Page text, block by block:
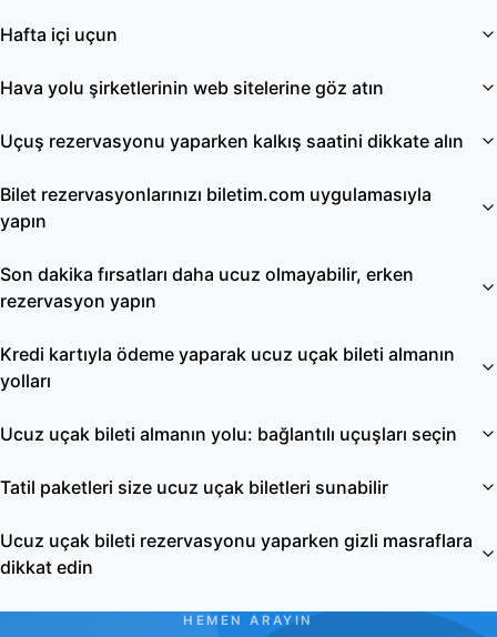
Hafta içi uçun
Hava yolu şirketlerinin web sitelerine göz atın
Uçuş rezervasyonu yaparken kalkış saatini dikkate alın
Bilet rezervasyonlarınızı biletim.com uygulamasıyla
yapın
Son dakika fırsatları daha ucuz olmayabilir, erken
rezervasyon yapın
Kredi kartıyla ödeme yaparak ucuz uçak bileti almanın
yolları
Ucuz uçak bileti almanın yolu: bağlantılı uçuşları seçin
Tatil paketleri size ucuz uçak biletleri sunabilir
Ucuz uçak bileti rezervasyonu yaparken gizli masraflara
dikkat edin
HEMEN ARAYIN